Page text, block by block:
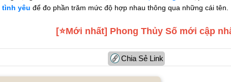
tình yêu để đo phần trăm mức độ hợp nhau thông qua những cái tên.
[⭐️Mới nhất] Phong Thủy Số mới cập
Chia Sẻ Link